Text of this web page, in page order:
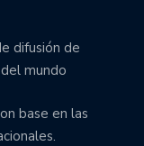
difusión de
mundo
base en las